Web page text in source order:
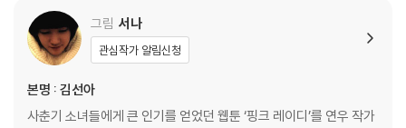
그림 서나
관심작가 알림신청
본명 : 김선아
사춘기 소녀들에게 큰 인기를 얻었던 웹툰 ‘핑크 레이디’를 연우 작가